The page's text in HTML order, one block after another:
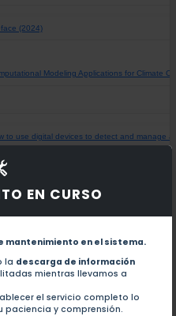
EN CURSO
mantenimiento en el sistema.
la descarga de información
mientras llevamos a
el servicio completo lo
paciencia y comprensión.
(2024)
Modeling Applications for Climate
to use digital devices to detect and manage
in patients with diabetes and stable